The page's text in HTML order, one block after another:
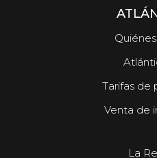
Tarifas de
Venta de
La